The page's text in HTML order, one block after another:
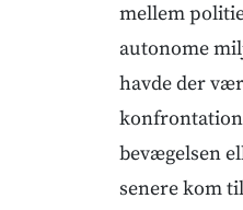
mellem
autonome
havde der
bevægelsen
senere kom